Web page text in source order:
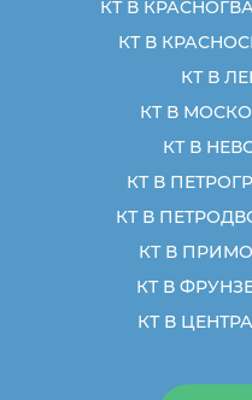
КТ В
КТ В
КТ В
КТ В
КТ В
КТ В
КТ В
КТ В
КТ В
КТ В